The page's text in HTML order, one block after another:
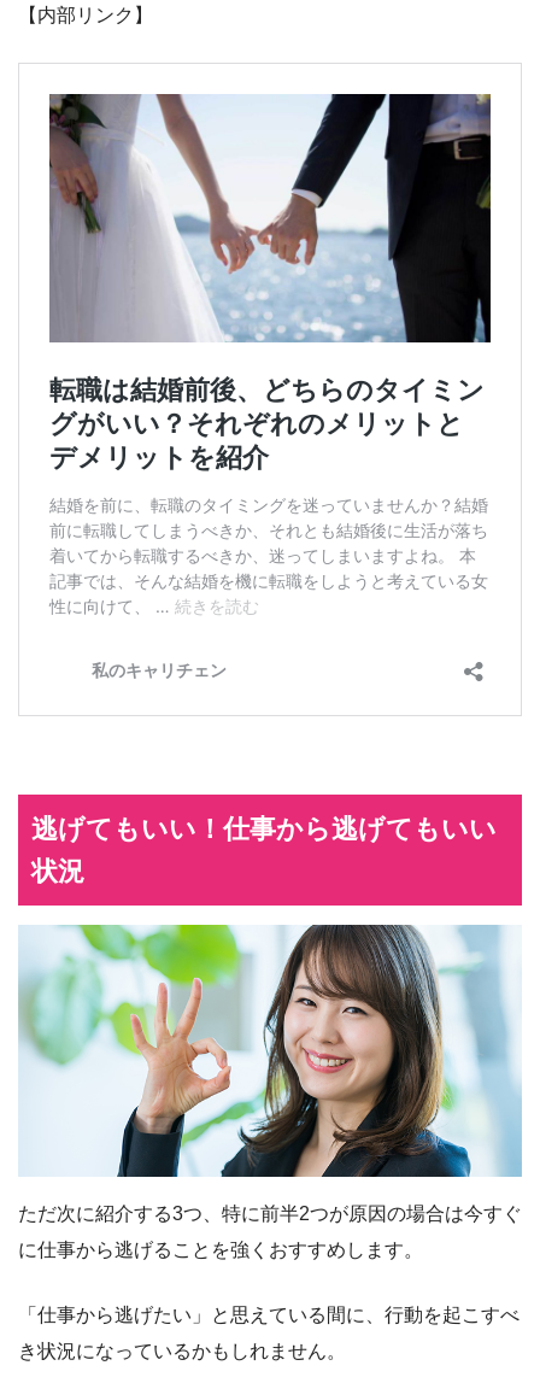
【内部リンク】
逃げてもいい！仕事から逃げてもいい
状況
ただ次に紹介する3つ、特に前半2つが原因の場合は今すぐ
に仕事から逃げることを強くおすすめします。
「仕事から逃げたい」と思えている間に、行動を起こすべ
き状況になっているかもしれません。